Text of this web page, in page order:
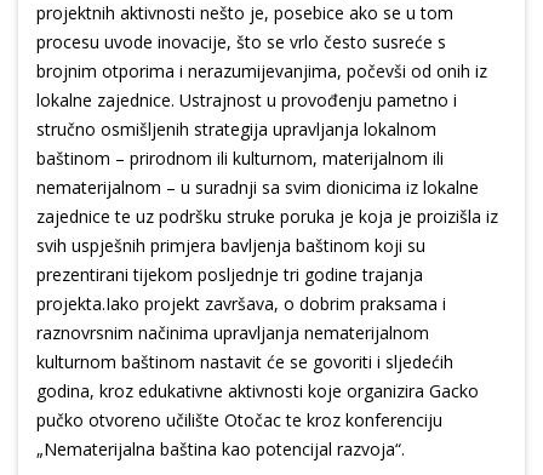
projektnih aktivnosti nešto je, posebice ako se u tom
procesu uvode inovacije, što se vrlo često susreće s
brojnim otporima i nerazumijevanjima, počevši od onih iz
lokalne zajednice. Ustrajnost u provođenju pametno i
stručno osmišljenih strategija upravljanja lokalnom
baštinom – prirodnom ili kulturnom, materijalnom ili
nematerijalnom – u suradnji sa svim dionicima iz lokalne
zajednice te uz podršku struke poruka je koja je proizišla iz
svih uspješnih primjera bavljenja baštinom koji su
prezentirani tijekom posljednje tri godine trajanja
projekta.Iako projekt završava, o dobrim praksama i
raznovrsnim načinima upravljanja nematerijalnom
kulturnom baštinom nastavit će se govoriti i sljedećih
godina, kroz edukativne aktivnosti koje organizira Gacko
pučko otvoreno učilište Otočac te kroz konferenciju
„Nematerijalna baština kao potencijal razvoja“.